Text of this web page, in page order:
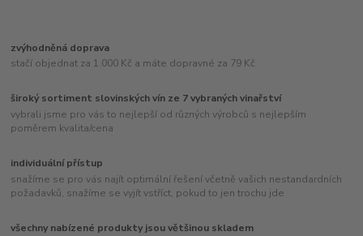
zvýhodněná doprava
stačí objednat za 1.000 Kč a máte dopravné za 79 Kč
široký sortiment slovinských vín ze 7 vybraných vinařství
vybrali jsme pro vás to nejlepší od různých výrobců s nejlepším
poměrem kvalita/cena
individuální přístup
snažíme se pro vás najít optimální řešení včetně vašich nestandardních
požadavků, snažíme se vyjít vstříct, pokud to jen trochu jde
všechny nabízené produkty jsou většinou skladem